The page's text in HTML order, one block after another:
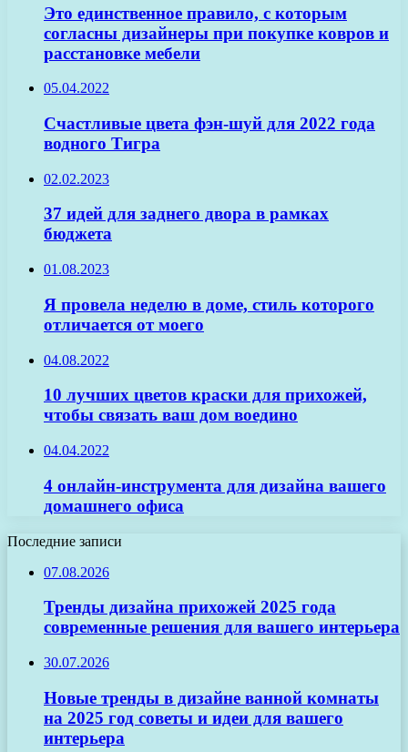
Это единственное правило, с которым
согласны дизайнеры при покупке ковров и
расстановке мебели
05.04.2022
Счастливые цвета фэн-шуй для 2022 года
водного Тигра
02.02.2023
37 идей для заднего двора в рамках
бюджета
01.08.2023
Я провела неделю в доме, стиль которого
отличается от моего
04.08.2022
10 лучших цветов краски для прихожей,
чтобы связать ваш дом воедино
04.04.2022
4 онлайн-инструмента для дизайна вашего
домашнего офиса
Последние записи
07.08.2026
Тренды дизайна прихожей 2025 года
современные решения для вашего интерьера
30.07.2026
Новые тренды в дизайне ванной комнаты
на 2025 год советы и идеи для вашего
интерьера